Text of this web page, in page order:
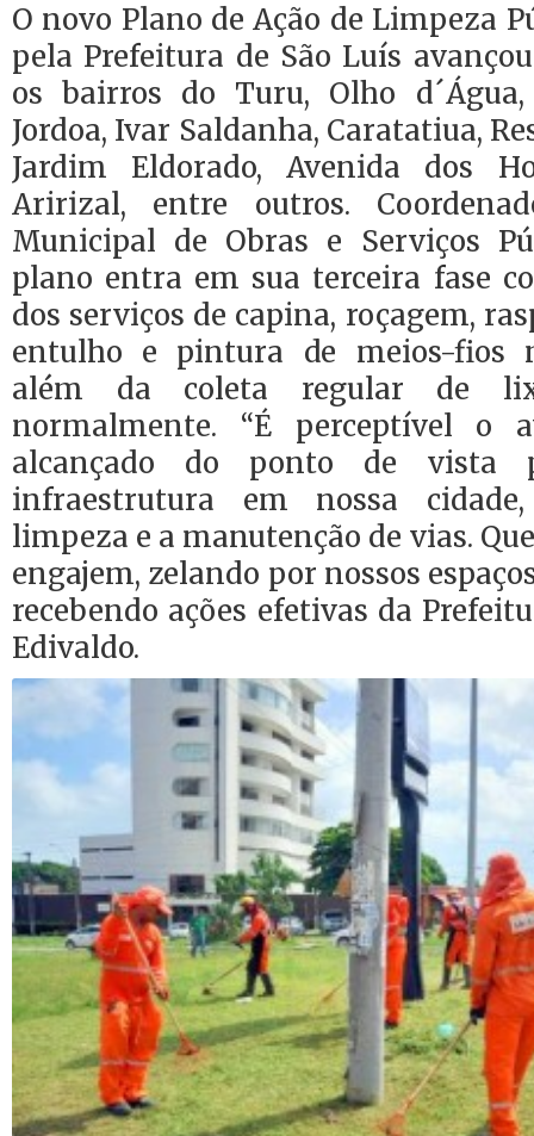
O novo Plano de Ação de Limpeza
pela Prefeitura de São Luís
os bairros do Turu, Olho
Jordoa, Ivar Saldanha, Caratatiua,
Jardim Eldorado, Avenida dos
Aririzal, entre outros.
Municipal de Obras e Serviços
plano entra em sua terceira fase
dos serviços de capina, roçagem,
entulho e pintura de meios-fios
além da coleta regular de
normalmente. “É perceptível o
alcançado do ponto de vista
infraestrutura em nossa
limpeza e a manutenção de vias.
engajem, zelando por nossos
recebendo ações efetivas da
Edivaldo.